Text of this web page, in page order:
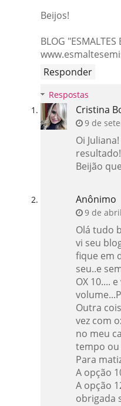
Beijos!
BLOG "ESMALTES
Responder
Respostas
Cristina
9 de
Oi
resultado!
Beijão
Anônimo
9 de
Olá tudo
vi seu
fique em
seu..e
OX 10....
Outra
vez com
no meu
tempo ou
Para
A opção
A opção
obrigada